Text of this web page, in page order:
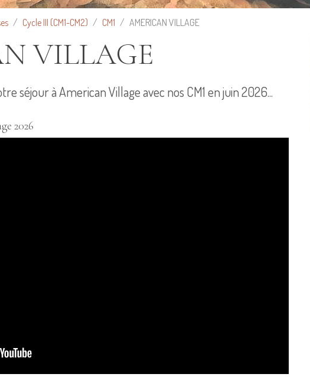
Cycle III (CM1-CM2) CM1 AMERICAN VILLAGE
VILLAGE
séjour à American Village avec nos CM1 en juin 2026...
2026